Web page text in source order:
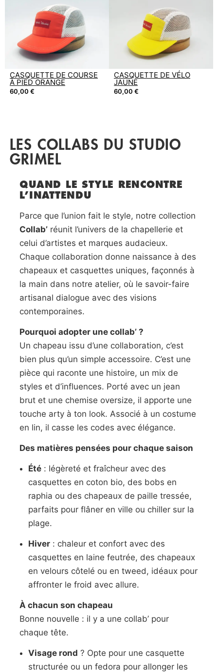
CASQUETTE DE COURSE
À PIED ORANGE
60,00 €
CASQUETTE DE VÉLO
JAUNE
60,00 €
LES COLLABS DU STUDIO
GRIMEL
QUAND LE STYLE RENCONTRE
L’INATTENDU
Parce que l’union fait le style, notre collection
Collab’ réunit l’univers de la chapellerie et
celui d’artistes et marques audacieux.
Chaque collaboration donne naissance à des
chapeaux et casquettes uniques, façonnés à
la main dans notre atelier, où le savoir-faire
artisanal dialogue avec des visions
contemporaines.
Pourquoi adopter une collab’ ?
Un chapeau issu d’une collaboration, c’est
bien plus qu’un simple accessoire. C’est une
pièce qui raconte une histoire, un mix de
styles et d’influences. Porté avec un jean
brut et une chemise oversize, il apporte une
touche arty à ton look. Associé à un costume
en lin, il casse les codes avec élégance.
Des matières pensées pour chaque saison
Été : légèreté et fraîcheur avec des
casquettes en coton bio, des bobs en
raphia ou des chapeaux de paille tressée,
parfaits pour flâner en ville ou chiller sur la
plage.
Hiver : chaleur et confort avec des
casquettes en laine feutrée, des chapeaux
en velours côtelé ou en tweed, idéaux pour
affronter le froid avec allure.
À chacun son chapeau
Bonne nouvelle : il y a une collab’ pour
chaque tête.
Visage rond ? Opte pour une casquette
structurée ou un fedora pour allonger les